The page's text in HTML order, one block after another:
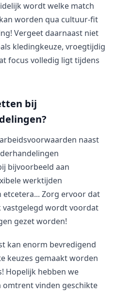
wordt welke match
worden qua cultuur-fit
Vergeet daarnaast niet
kledingkeuze, vroegtijdig
focus volledig ligt tijdens
bij
naast
bijvoorbeeld aan
werktijden
Zorg ervoor dat
wordt voordat
gezet worden!
kan enorm bevredigend
keuzes gemaakt worden
Hopelijk hebben we
vinden geschikte